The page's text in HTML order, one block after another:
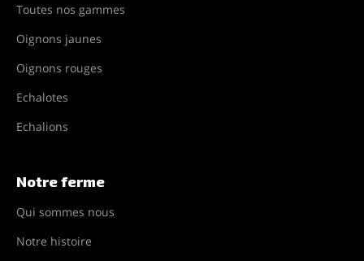
Toutes nos gammes
Oignons jaunes
Oignons rouges
Echalotes
Echalions
Notre ferme
Qui sommes nous
Notre histoire